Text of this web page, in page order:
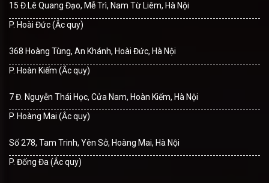
15 Đ.Lê Quang Đạo, Mễ Trì, Nam Từ Liêm, Hà Nội
P. Hoài Đức (Ắc quy)
368 Hoàng Tùng, An Khánh, Hoài Đức, Hà Nội
P. Hoàn Kiếm (Ắc quy)
7 Đ. Nguyễn Thái Học, Cửa Nam, Hoàn Kiếm, Hà Nội
P. Hoàng Mai (Ắc quy)
Số 278, Tam Trinh, Yên Sở, Hoàng Mai, Hà Nội
P. Đống Đa (Ắc quy)